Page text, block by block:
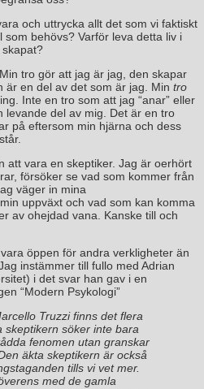
och uttrycka allt det som vi faktiskt
behövs? Varför leva detta liv i
tro gör att jag är jag, den skapar
är en del av det som är jag. Min tro
Inte en tro som att jag “anar” eller
levande del av mig. Det är en tro
på eftersom min hjärna och dess
att vara en skeptiker. Jag är oerhört
försöker se vad som kommer från
väger in mina
uppväxt och vad som kan komma
av ohejdad vana. Kanske till och
öppen för andra verkligheter än
instämmer till fullo med Adrian
i det svar han gav i en
“Modern Psykologi”
Truzzi finns det flera
skeptikern söker inte bara
fenomen utan granskar
äkta skeptikern är också
tills vi vet mer.
med de gamla